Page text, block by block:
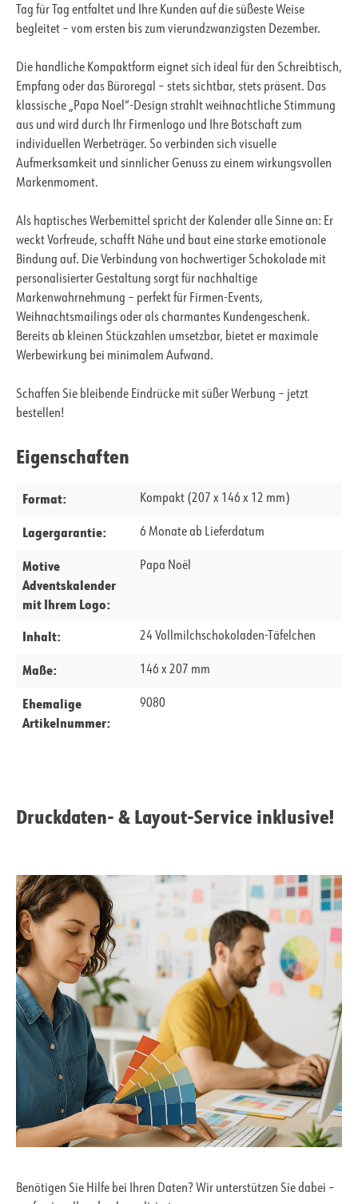
Tag für Tag entfaltet und Ihre Kunden auf die süßeste Weise
begleitet – vom ersten bis zum vierundzwanzigsten Dezember.
Die handliche Kompaktform eignet sich ideal für den Schreibtisch,
Empfang oder das Büroregal – stets sichtbar, stets präsent. Das
klassische „Papa Noel“-Design strahlt weihnachtliche Stimmung
aus und wird durch Ihr Firmenlogo und Ihre Botschaft zum
individuellen Werbeträger. So verbinden sich visuelle
Aufmerksamkeit und sinnlicher Genuss zu einem wirkungsvollen
Markenmoment.
Als haptisches Werbemittel spricht der Kalender alle Sinne an: Er
weckt Vorfreude, schafft Nähe und baut eine starke emotionale
Bindung auf. Die Verbindung von hochwertiger Schokolade mit
personalisierter Gestaltung sorgt für nachhaltige
Markenwahrnehmung – perfekt für Firmen-Events,
Weihnachtsmailings oder als charmantes Kundengeschenk.
Bereits ab kleinen Stückzahlen umsetzbar, bietet er maximale
Werbewirkung bei minimalem Aufwand.
Schaffen Sie bleibende Eindrücke mit süßer Werbung – jetzt
bestellen!
Eigenschaften
Format: Kompakt (207 x 146 x 12 mm)
Lagergarantie: 6 Monate ab Lieferdatum
Motive
Adventskalender
mit Ihrem Logo:
Papa Noël
Inhalt: 24 Vollmilchschokoladen-Täfelchen
Maße: 146 x 207 mm
Ehemalige
Artikelnummer:
9080
Druckdaten- & Layout-Service inklusive!
Benötigen Sie Hilfe bei Ihren Daten? Wir unterstützen Sie dabei –